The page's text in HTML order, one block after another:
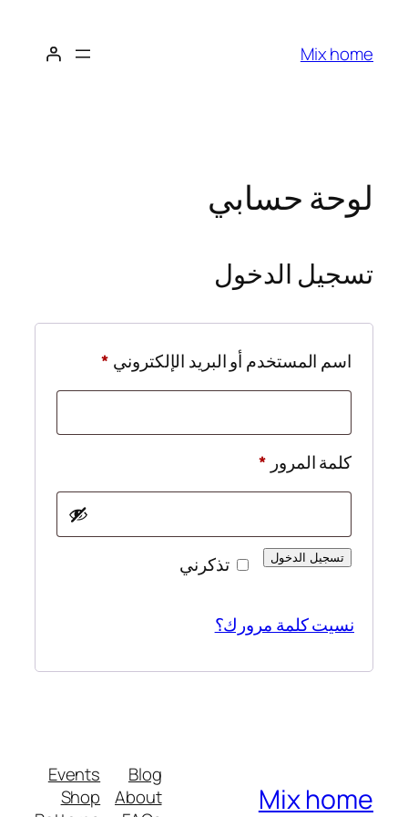
المحتوى
Mix home
لوحة حسابي
تسجيل الدخول
اسم المستخدم أو البريد الإلكتروني *مطلوبة
كلمة المرور *مطلوبة
تذكرني تسجيل الدخول
نسيت كلمة مرورك؟
Mix home
Blog
About
Events
Shop